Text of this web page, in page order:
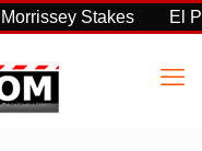
Stakes El